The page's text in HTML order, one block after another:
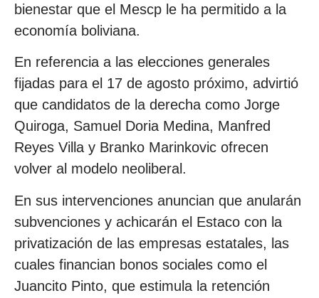
bienestar que el Mescp le ha permitido a la
economía boliviana.
En referencia a las elecciones generales
fijadas para el 17 de agosto próximo, advirtió
que candidatos de la derecha como Jorge
Quiroga, Samuel Doria Medina, Manfred
Reyes Villa y Branko Marinkovic ofrecen
volver al modelo neoliberal.
En sus intervenciones anuncian que anularán
subvenciones y achicarán el Estaco con la
privatización de las empresas estatales, las
cuales financian bonos sociales como el
Juancito Pinto, que estimula la retención